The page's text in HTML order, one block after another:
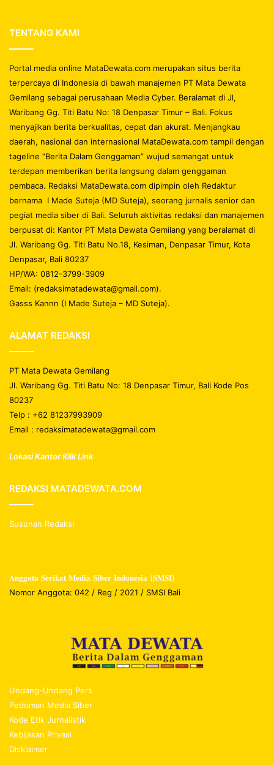
TENTANG KAMI
Portal media online MataDewata.com merupakan situs berita
terpercaya di Indonesia di bawah manajemen PT Mata Dewata
Gemilang sebagai perusahaan Media Cyber. Beralamat di Jl,
Waribang Gg. Titi Batu No: 18 Denpasar Timur – Bali. Fokus
menyajikan berita berkualitas, cepat dan akurat. Menjangkau
daerah, nasional dan internasional MataDewata.com tampil dengan
tageline “Berita Dalam Genggaman” wujud semangat untuk
terdepan memberikan berita langsung dalam genggaman
pembaca. Redaksi MataDewata.com dipimpin oleh Redaktur
bernama I Made Suteja (MD Suteja), seorang jurnalis senior dan
pegiat media siber di Bali. Seluruh aktivitas redaksi dan manajemen
berpusat di: Kantor PT Mata Dewata Gemilang yang beralamat di
Jl. Waribang Gg. Titi Batu No.18, Kesiman, Denpasar Timur, Kota
Denpasar, Bali 80237
HP/WA: 0812-3799-3909
Email: (redaksimatadewata@gmail.com).
Gasss Kannn (I Made Suteja – MD Suteja).
ALAMAT REDAKSI
PT Mata Dewata Gemilang
Jl. Waribang Gg. Titi Batu No: 18 Denpasar Timur, Bali Kode Pos
80237
Telp : +62 81237993909
Email : redaksimatadewata@gmail.com
Lokasi Kantor Klik Link
REDAKSI MATADEWATA.COM
Susunan Redaksi
𝐀𝐧𝐠𝐠𝐨𝐭𝐚 𝐒𝐞𝐫𝐢𝐤𝐚𝐭 𝐌𝐞𝐝𝐢𝐚 𝐒𝐢𝐛𝐞𝐫 𝐈𝐧𝐝𝐨𝐧𝐞𝐬𝐢𝐚 (𝐒𝐌𝐒𝐈)
Nomor Anggota: 042 / Reg / 2021 / SMSI Bali
Undang-Undang Pers
Pedoman Media Siber
Kode Etik Jurnalistik
Kebijakan Privasi
Disklaimer